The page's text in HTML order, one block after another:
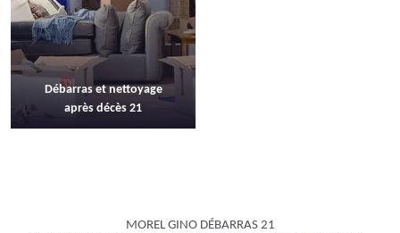
Débarras et nettoyage
après décès 21
MOREL GINO DÉBARRAS 21